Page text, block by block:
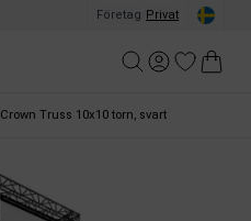
Företag Privat
Crown Truss 10x10 torn, svart